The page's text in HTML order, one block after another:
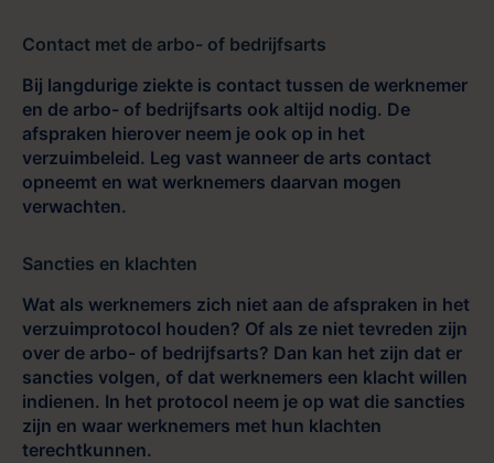
Contact met de arbo- of bedrijfsarts
Bij langdurige ziekte is contact tussen de werknemer
en de arbo- of bedrijfsarts ook altijd nodig. De
afspraken hierover neem je ook op in het
verzuimbeleid. Leg vast wanneer de arts contact
opneemt en wat werknemers daarvan mogen
verwachten.
Sancties en klachten
Wat als werknemers zich niet aan de afspraken in het
verzuimprotocol houden? Of als ze niet tevreden zijn
over de arbo- of bedrijfsarts? Dan kan het zijn dat er
sancties volgen, of dat werknemers een klacht willen
indienen. In het protocol neem je op wat die sancties
zijn en waar werknemers met hun klachten
terechtkunnen.